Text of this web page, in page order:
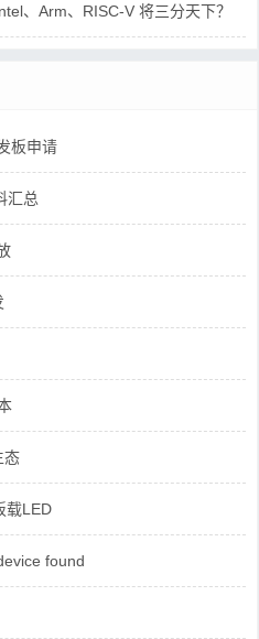
、Arm、RISC-V 将三分天下？
板申请
汇总
态
载LED
found